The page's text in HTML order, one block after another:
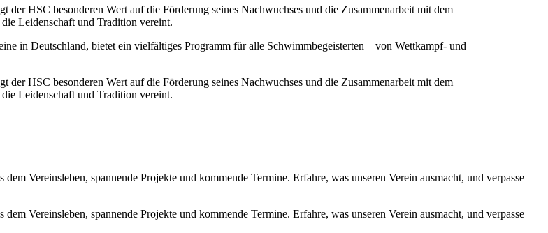
HSC besonderen Wert auf die Förderung seines Nachwuchses und die Zusammenarbeit mit dem
Leidenschaft und Tradition vereint.
in Deutschland, bietet ein vielfältiges Programm für alle Schwimmbegeisterten – von Wettkampf- und
HSC besonderen Wert auf die Förderung seines Nachwuchses und die Zusammenarbeit mit dem
Leidenschaft und Tradition vereint.
Vereinsleben, spannende Projekte und kommende Termine. Erfahre, was unseren Verein ausmacht, und verpasse
Vereinsleben, spannende Projekte und kommende Termine. Erfahre, was unseren Verein ausmacht, und verpasse